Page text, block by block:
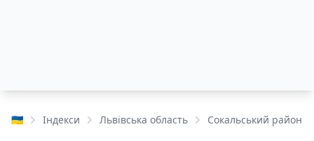
🇺🇦 Індекси Львівська область Сокальський район